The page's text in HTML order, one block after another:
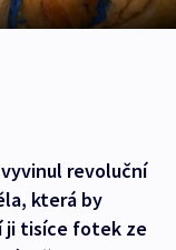
revoluční
která by
ji tisíce fotek ze